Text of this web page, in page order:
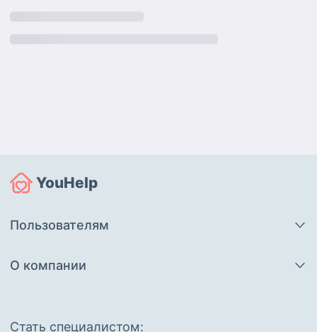
YouHelp
Пользователям
О компании
Cтать специалистом: